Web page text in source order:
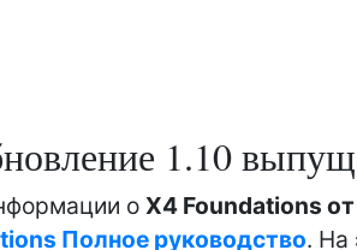
1.10
о X4 Foundations от
Полное руководство. На